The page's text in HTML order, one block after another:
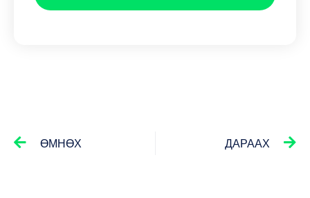
ӨМНӨХ ДАРААХ